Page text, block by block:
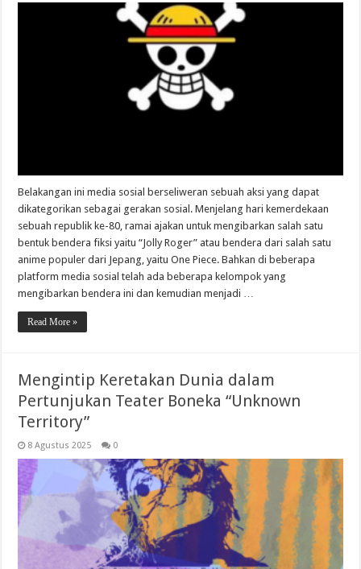
Belakangan ini media sosial berseliweran sebuah aksi yang dapat
dikategorikan sebagai gerakan sosial. Menjelang hari kemerdekaan
sebuah republik ke-80, ramai ajakan untuk mengibarkan salah satu
bentuk bendera fiksi yaitu “Jolly Roger” atau bendera dari salah satu
anime populer dari Jepang, yaitu One Piece. Bahkan di beberapa
platform media sosial telah ada beberapa kelompok yang
mengibarkan bendera ini dan kemudian menjadi …
Read More »
Mengintip Keretakan Dunia dalam
Pertunjukan Teater Boneka “Unknown
Territory”
8 Agustus 2025 0